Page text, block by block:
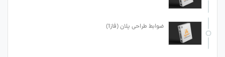
ضوابط طراحی پلان (فاز1)